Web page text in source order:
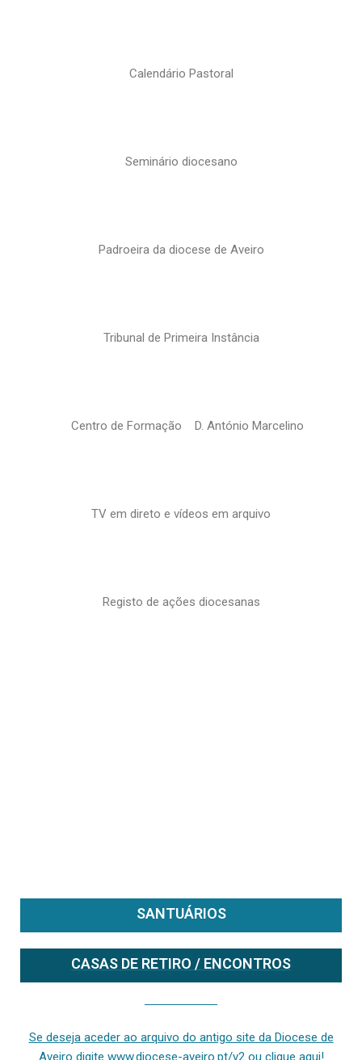
Calendário Pastoral
Seminário diocesano
Padroeira da diocese de Aveiro
Tribunal de Primeira Instância
Centro de Formação D. António Marcelino
TV em direto e vídeos em arquivo
Registo de ações diocesanas
SANTUÁRIOS
CASAS DE RETIRO / ENCONTROS
Se deseja aceder ao arquivo do antigo site da Diocese de
Aveiro digite www.diocese-aveiro.pt/v2 ou clique aqui!